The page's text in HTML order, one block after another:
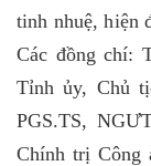
tinh nhuệ, hiện
Các đồng chí:
Tỉnh ủy, Chủ
PGS.TS,
Chính trị Công